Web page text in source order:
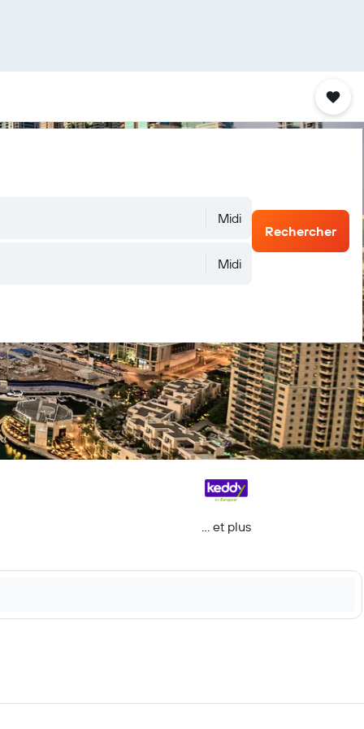
Midi
Midi
Rechercher
… et plus